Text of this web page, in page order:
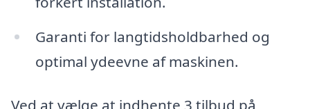
Garanti for langtidsholdbarhed og
optimal ydeevne af maskinen.